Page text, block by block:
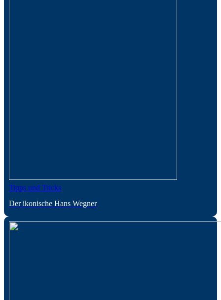
Tipps und Tricks
Der ikonische Hans Wegner